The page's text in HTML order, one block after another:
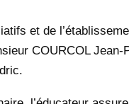
et de
COURCOL